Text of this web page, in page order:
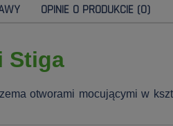
OPINIE O PRODUKCIE (0)
Stiga
otworami mocującymi w